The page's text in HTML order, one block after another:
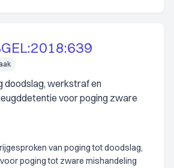
doodslag, werkstraf en
voor poging zware
van poging tot doodslag,
poging tot zware mishandeling